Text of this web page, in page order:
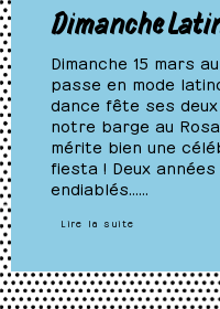
Dimanche
Dimanche 15 mars
passe en mode
dance fête ses
notre barge au
mérite bien une
fiesta ! Deux
endiablés……
Lire la suite